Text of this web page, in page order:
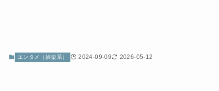
エンタメ（娯楽系） 2024-09-09 2026-05-12